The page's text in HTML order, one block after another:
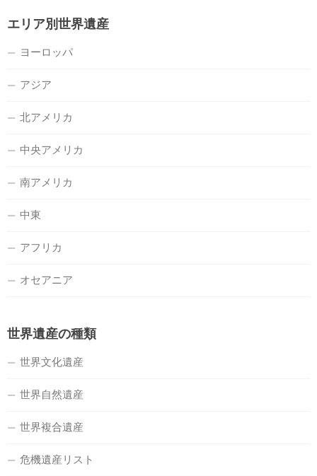
エリア別世界遺産
ヨーロッパ
アジア
北アメリカ
中央アメリカ
南アメリカ
中東
アフリカ
オセアニア
世界遺産の種類
世界文化遺産
世界自然遺産
世界複合遺産
危機遺産リスト